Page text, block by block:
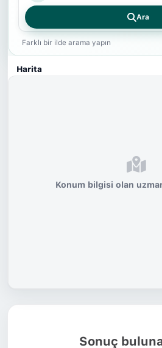
Sonuç
Ara
Farklı bir ilde arama yapın
Harita
Konum bilgisi olan